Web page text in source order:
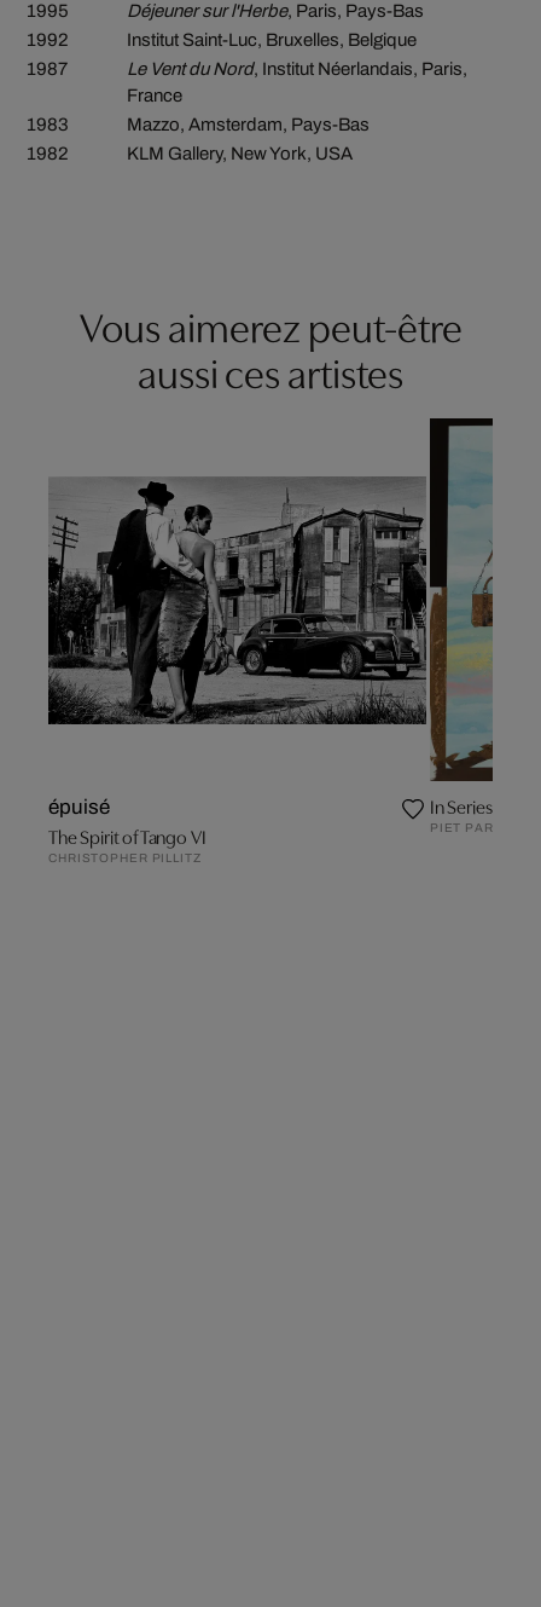
1995
Déjeuner sur l'Herbe, Paris, Pays-Bas
1992
Institut Saint-Luc, Bruxelles, Belgique
1987
Le Vent du Nord, Institut Néerlandais, Paris,
France
1983
Mazzo, Amsterdam, Pays-Bas
1982
KLM Gallery, New York, USA
Vous aimerez peut-être
aussi ces artistes
épuisé
The Spirit of Tango VI
CHRISTOPHER PILLITZ
In Series
PIET PARIS